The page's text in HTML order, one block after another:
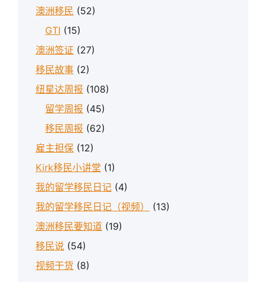
澳洲移民 (52)
GTI (15)
澳洲签证 (27)
移民故事 (2)
纽星达周报 (108)
留学周报 (45)
移民周报 (62)
雇主担保 (12)
Kirk移民小讲堂 (1)
我的留学移民日记 (4)
我的留学移民日记（视频）
(13)
澳洲移民要知道 (19)
移民说 (54)
视频干货 (8)